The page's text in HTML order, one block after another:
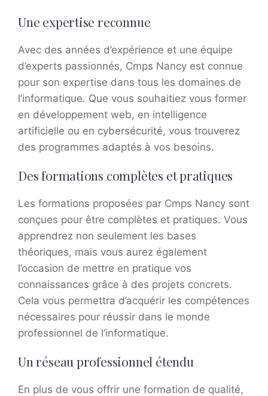
Une expertise reconnue
Avec des années d’expérience et une équipe
d’experts passionnés, Cmps Nancy est connue
pour son expertise dans tous les domaines de
l’informatique. Que vous souhaitiez vous former
en développement web, en intelligence
artificielle ou en cybersécurité, vous trouverez
des programmes adaptés à vos besoins.
Des formations complètes et pratiques
Les formations proposées par Cmps Nancy sont
conçues pour être complètes et pratiques. Vous
apprendrez non seulement les bases
théoriques, mais vous aurez également
l’occasion de mettre en pratique vos
connaissances grâce à des projets concrets.
Cela vous permettra d’acquérir les compétences
nécessaires pour réussir dans le monde
professionnel de l’informatique.
Un réseau professionnel étendu
En plus de vous offrir une formation de qualité,